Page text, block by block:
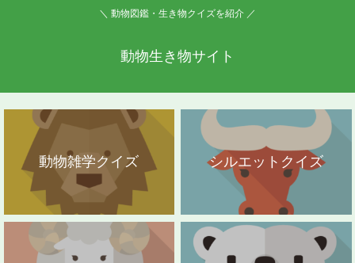
＼ 動物図鑑・生き物クイズを紹介 ／
動物生き物サイト
動物雑学クイズ シルエットクイズ